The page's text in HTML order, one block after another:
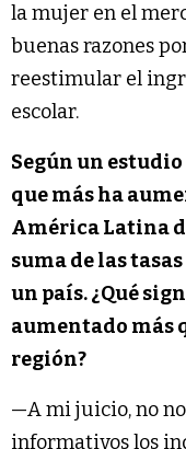
la mujer en el
buenas razones
reestimular el
escolar.
Según un estudio
que más ha
América Latina
suma de las
un país. ¿Qué
aumentado más
región?
—A mi juicio, no
informativos los